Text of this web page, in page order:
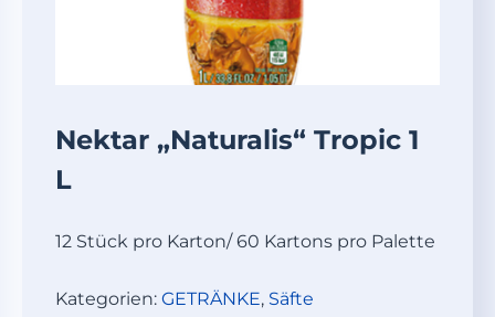
Nektar „Naturalis“ Tropic 1
L
12 Stück pro Karton/ 60 Kartons pro Palette
Kategorien: GETRÄNKE, Säfte